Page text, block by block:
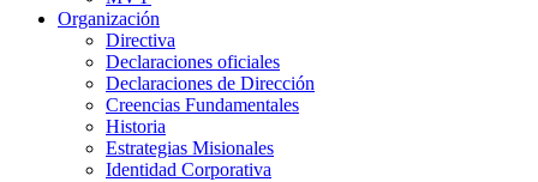
Organización
Directiva
Declaraciones oficiales
Declaraciones de Dirección
Creencias Fundamentales
Historia
Estrategias Misionales
Identidad Corporativa